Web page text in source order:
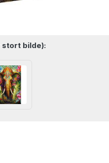
bilde):